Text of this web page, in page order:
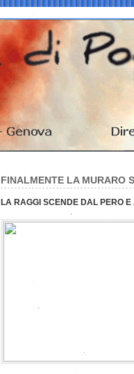
FINALMENTE LA MURARO
LA RAGGI SCENDE DAL PERO E